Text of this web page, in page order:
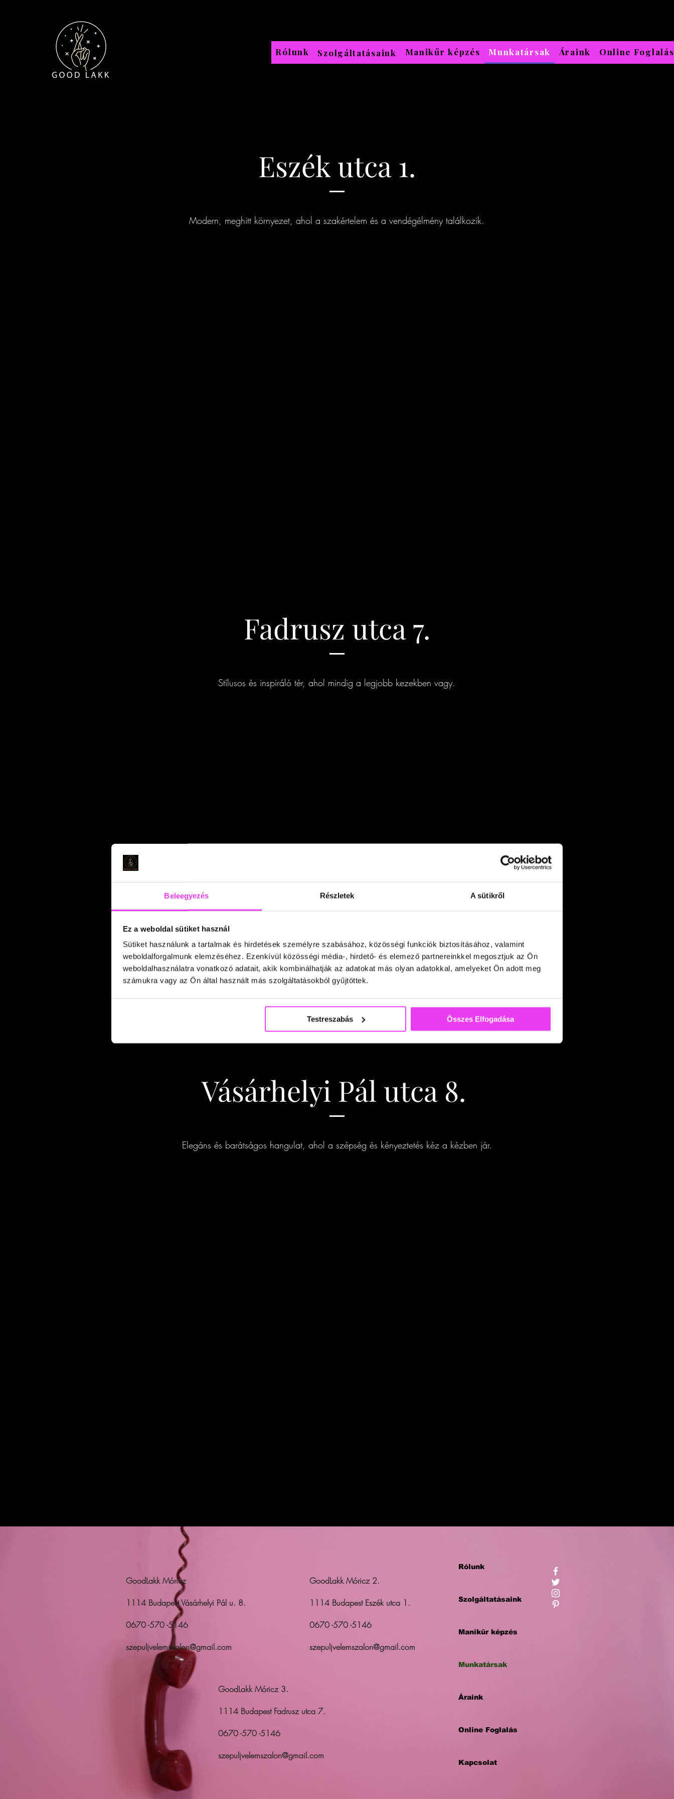
Beleegyezés Részletek A sütikről
Ez a weboldal sütiket használ
Sütiket használunk a tartalmak és hirdetések személyre szabásához, közösségi funkciók biztosításához, valamint
weboldalforgalmunk elemzéséhez. Ezenkívül közösségi média-, hirdető- és elemező partnereinkkel megosztjuk az Ön
weboldalhasználatra vonatkozó adatait, akik kombinálhatják az adatokat más olyan adatokkal, amelyeket Ön adott meg
számukra vagy az Ön által használt más szolgáltatásokból gyűjtöttek.
Testreszabás Összes Elfogadása
Rólunk Szolgáltatásaink Manikűr képzés Munkatársak Áraink Online Foglalás
Eszék utca 1.
Modern, meghitt környezet, ahol a szakértelem és a vendégélmény találkozik.
Fadrusz utca 7.
Stílusos és inspiráló tér, ahol mindig a legjobb kezekben vagy.
Vásárhelyi Pál utca 8.
Elegáns és barátságos hangulat, ahol a szépség és kényeztetés kéz a kézben jár.
GoodLakk Móricz
1114 Budapest Vásárhelyi Pál u. 8.
0670 -570 -5146
szepuljvelemszalon@gmail.com
GoodLakk Móricz 2.
1114 Budapest Eszék utca 1.
0670 -570 -5146
szepuljvelemszalon@gmail.com
GoodLakk Móricz 3.
1114 Budapest Fadrusz utca 7.
0670 -570 -5146
szepuljvelemszalon@gmail.com
Rólunk
Szolgáltatásaink
Manikűr képzés
Munkatársak
Áraink
Online Foglalás
Kapcsolat